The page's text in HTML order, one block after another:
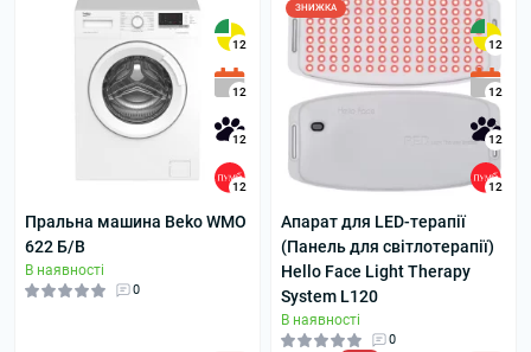
12
12
12
12
Пральна машина Beko WMO
622 Б/В
В наявності
0
ЗНИЖКА
12
12
12
12
Апарат для LED-терапії
(Панель для світлотерапії)
Hello Face Light Therapy
System L120
В наявності
0